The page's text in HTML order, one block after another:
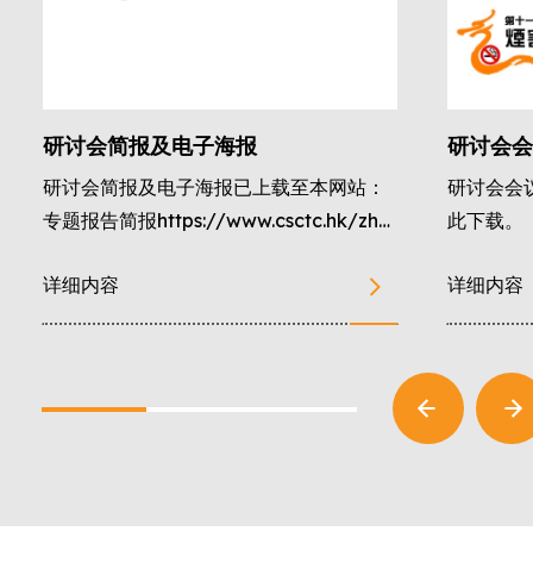
研讨会简报及电子海报
研讨会简报及电子海报已上载至本网站：
专题报告简报https://www.csctc.hk/zh-
报告简报https://www.csctc.hk/zh-
hant/download/reports_ppt/ 电子海
详细内容
研讨会
研讨会会
此下载。
详细内容